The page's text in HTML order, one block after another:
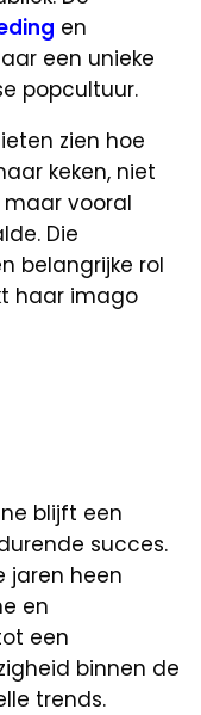
en
een unieke
popcultuur.
zien hoe
keken, niet
maar vooral
Die
belangrijke rol
haar imago
blijft een
succes.
jaren heen
en
een
binnen de
trends.